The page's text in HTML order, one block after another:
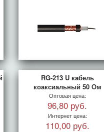
RG-213 U кабель
коаксиальный 50 Ом
Оптовая цена:
96,80 руб.
Интернет цена:
110,00 руб.